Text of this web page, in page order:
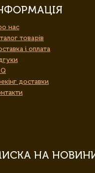
нас
товарів
і оплата
доставки
НА